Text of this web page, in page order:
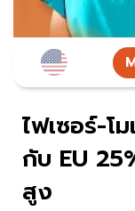
ไฟเซอร์-โ
กับ EU
สูง